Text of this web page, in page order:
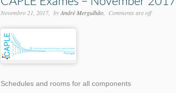
Novembro 21, 2017 byAndré Mergulhão Comments are off
Schedules and rooms for all components